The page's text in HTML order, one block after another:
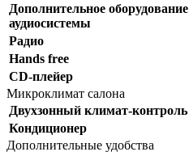
Дополнительное оборудование
аудиосистемы
Радио
Hands free
CD-плейер
Микроклимат салона
Двухзонный климат-контроль
Кондиционер
Дополнительные удобства